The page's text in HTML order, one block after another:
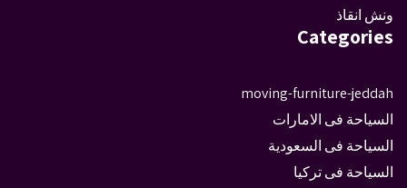
ونش انقاذ
Categories
moving-furniture-jeddah
السياحة فى الامارات
السياحة فى السعودية
السياحة فى تركيا